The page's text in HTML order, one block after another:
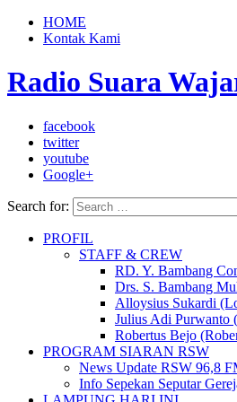
HOME
Kontak Kami
Radio Suara
facebook
twitter
youtube
Google+
Search for:
PROFIL
STAFF & CREW
RD. Y. Bambang
Drs. S. Bambang
Alloysius Sukardi
Julius Adi Purwanto
Robertus Bejo
PROGRAM SIARAN RSW
News Update RSW 96,8
Info Sepekan Seputar